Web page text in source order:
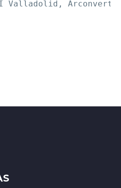
Valladolid, Arconvert